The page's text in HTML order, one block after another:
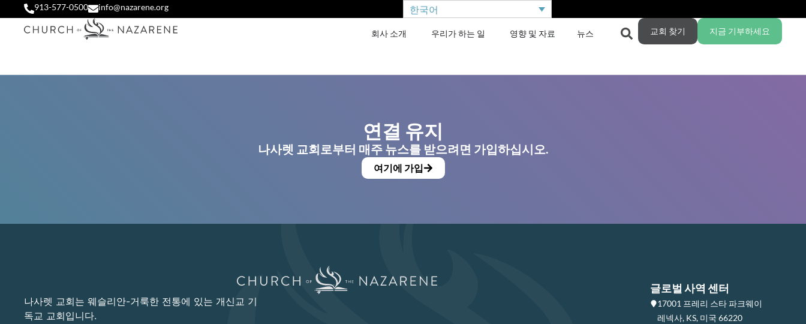
913-577-0500 info@nazarene.org 한국어
회사 소개 우리가 하는 일 영향 및 자료 뉴스 교회 찾기 지금 기부하세요
연결 유지
나사렛 교회로부터 매주 뉴스를 받으려면 가입하십시오.
여기에 가입
나사렛 교회는 웨슬리안-거룩한 전통에 있는 개신교 기
독교 교회입니다.
글로벌 사역 센터
17001 프레리 스타 파크웨이
레넥사, KS, 미국 66220